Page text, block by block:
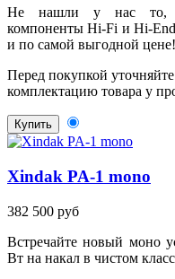
Не нашли у нас то,
компоненты Hi-Fi и Hi-End
и по самой выгодной цене!
Перед покупкой
комплектацию товара у
Купить
Xindak PA-1 mono
382 500 руб
Встречайте новый моно
Вт на накал в чистом